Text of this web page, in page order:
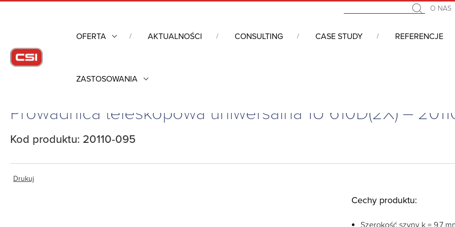
O NAS
OFERTA AKTUALNOŚCI CONSULTING CASE STUDY REFERENCJE
ZASTOSOWANIA
Obudowy przemysłowe
Prowadnica teleskopowa uniwersalna 1U 610D(2X) –
Kod produktu: 20110-095
Drukuj
Cechy produktu:
Szerokość szyny k = 9,7